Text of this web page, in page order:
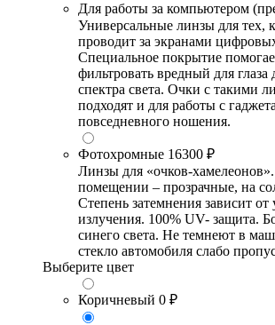
Для работы за компьютером
Универсальные линзы для тех,
проводит за экранами
Специальное покрытие
фильтровать вредный для глаза
спектра света. Очки с такими
подходят и для работы с
повседневного ношения.
Фотохромные 16300 ₽
Линзы для «очков-
помещении – прозрачные, на
Степень затемнения зависит
излучения. 100% UV- защита.
синего света. Не темнеют в
стекло автомобиля слабо
Выберите цвет
Коричневый 0 ₽